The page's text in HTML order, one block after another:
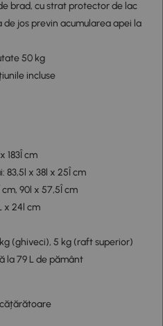
brad, cu strat protector de lac
de jos previn acumularea apei la
50 kg
incluse
183Î cm
83,5l x 38l x 25Î cm
cm, 90l x 57,5Î cm
x 24l cm
(ghiveci), 5 kg (raft superior)
la 79 L de pământ
cățărătoare